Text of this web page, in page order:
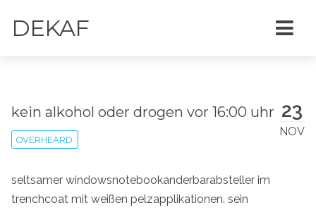
DEKAF
23
NOV
kein alkohol oder drogen vor 16:00 uhr
OVERHEARD
seltsamer windowsnotebookanderbarabsteller im
trenchcoat mit weißen pelzapplikationen. sein